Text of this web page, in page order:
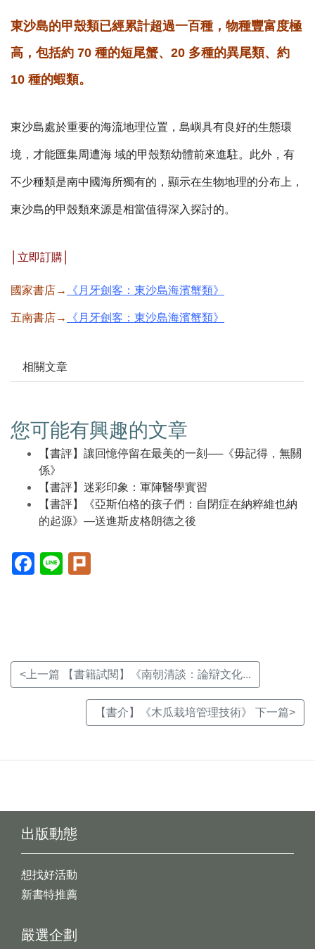
東沙島的甲殼類已經累計超過一百種，物種豐富度極
高，包括約 70 種的短尾蟹、20 多種的異尾類、約
10 種的蝦類。
東沙島處於重要的海流地理位置，島嶼具有良好的生態環
境，才能匯集周遭海 域的甲殼類幼體前來進駐。此外，有
不少種類是南中國海所獨有的，顯示在生物地理的分布上，
東沙島的甲殼類來源是相當值得深入探討的。
│立即訂購│
國家書店→ 《月牙劍客：東沙島海濱蟹類》
五南書店→ 《月牙劍客：東沙島海濱蟹類》
相關文章
您可能有興趣的文章
【書評】讓回憶停留在最美的一刻──《毋記得，無關
係》
【書評】迷彩印象：軍陣醫學實習
【書評】《亞斯伯格的孩子們：自閉症在納粹維也納
的起源》—送進斯皮格朗德之後
Facebook(另
開
Line(另
開
<上一篇 【書籍試閱】《南朝清談：論辯文化...
【書介】《木瓜栽培管理技術》 下一篇>
出版動態
想找好活動
新書特推薦
嚴選企劃